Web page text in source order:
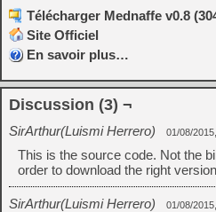
Télécharger Mednaffe v0.8
Site Officiel
En savoir plus…
Discussion (3) ¬
SirArthur(Luismi Herrero) 01/08/
This is the source code. Not the
order to download the right
SirArthur(Luismi Herrero) 01/08/